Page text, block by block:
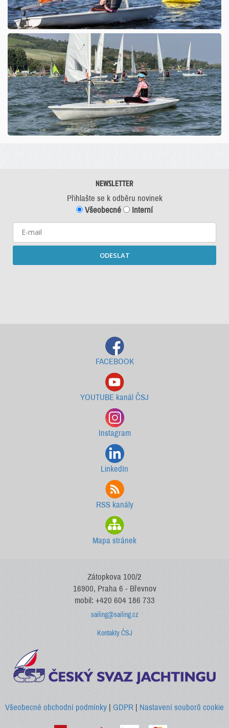
NEWSLETTER
Přihlašte se k odběru novinek
Všeobecné
Interní
ODESLAT
FACEBOOK
YOUTUBE kanál ČSJ
Instagram
LinkedIn
RSS kanály
Mapa stránek
Zátopkova 100/2
16900, Praha 6 - Břevnov
mobil: +420 604 186 733
sailing@sailing.cz
Kontakty ČSJ
Všeobecné obchodní podmínky |GDPR |Nastavení souborů cookie